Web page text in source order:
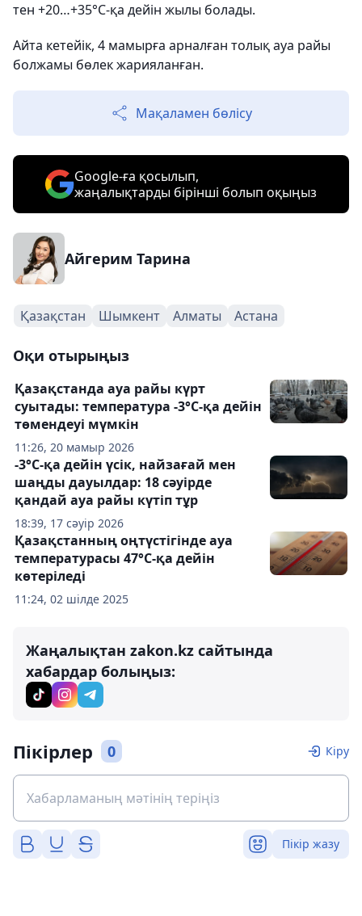
тен +20…+35°C-қа дейін жылы болады.
Айта кетейік, 4 мамырға арналған толық ауа райы
болжамы бөлек жарияланған.
Мақаламен бөлісу
Google-ға қосылып,
жаңалықтарды бірінші болып оқыңыз
Айгерим Тарина
Қазақстан Шымкент Алматы Астана
Оқи отырыңыз
11:26, 20 мамыр 2026
Қазақстанда ауа райы күрт
суытады: температура -3°С-қа дейін
төмендеуі мүмкін
18:39, 17 сәуір 2026
-3°C-қа дейін үсік, найзағай мен
шаңды дауылдар: 18 сәуірде
қандай ауа райы күтіп тұр
11:24, 02 шілде 2025
Қазақстанның оңтүстігінде ауа
температурасы 47°С-қа дейін
көтеріледі
Жаңалықтан zakon.kz сайтында
хабардар болыңыз:
Пікірлер 0 Кіру
Пікір жазу